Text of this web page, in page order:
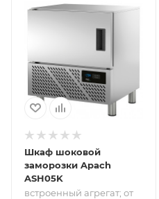
Подпись к товару
°С; от 70 до -18 °С;
5 уровней;
гастроемкости
GN 1/1; противни
60х40 см; 220 В
Шкаф шоковой
заморозки Apach
ASH05K
встроенный агрегат; от